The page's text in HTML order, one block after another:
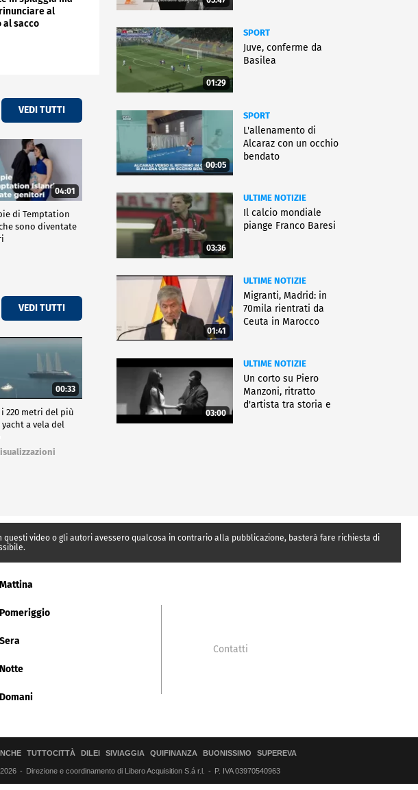
al
al sacco
VEDI TUTTI
04:01
di Temptation
sono diventate
VEDI TUTTI
00:33
i 220 metri del più
a vela del
01:29
SPORT
Juve, conferme da
Basilea
00:05
SPORT
L'allenamento di
Alcaraz con un occhio
bendato
03:36
ULTIME NOTIZIE
Il calcio mondiale
piange Franco Baresi
01:41
ULTIME NOTIZIE
Migranti, Madrid: in
70mila rientrati da
Ceuta in Marocco
03:00
ULTIME NOTIZIE
Un corto su Piero
Manzoni, ritratto
d'artista tra storia e
video o gli autori avessero qualcosa in contrario alla pubblicazione, basterà fare richiesta di
Mattina
Pomeriggio
Sera
Notte
Domani
Contatti
TUTTOCITTÀ DILEI SIVIAGGIA QUIFINANZA BUONISSIMO SUPEREVA
Direzione e coordinamento di Libero Acquisition S.á r.l. P. IVA 03970540963